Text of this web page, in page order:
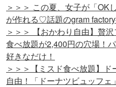
＞＞＞ この夏、女子が「OK
が作れる♡話題のgram factory
＞＞＞ 【おかわり自由】贅
食べ放題が2,400円の穴場！
好きなだけ！
＞＞＞【ミスド食べ放題】
自由！「ドーナツビュッフェ